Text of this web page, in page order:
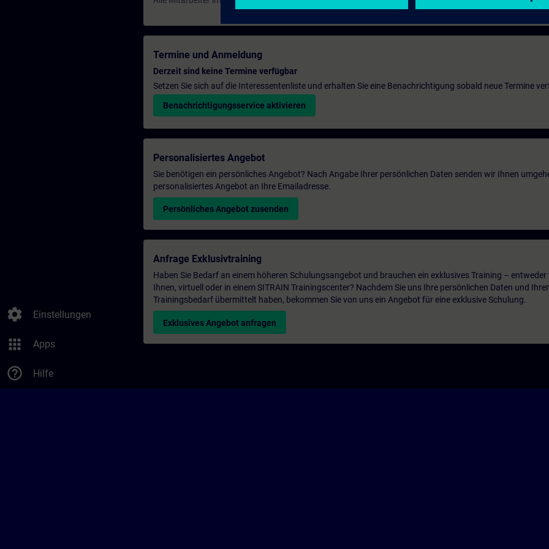
settings Einstellungen
apps Apps
help_outline Hilfe
Termine und Anmeldung
Derzeit sind keine Termine verfügbar
Setzen Sie sich auf die Interessentenliste und erhalten Sie eine Benachrichtigung sobald neue Termine
Benachrichtigungsservice aktivieren
Personalisiertes Angebot
Sie benötigen ein persönliches Angebot? Nach Angabe Ihrer persönlichen Daten senden wir Ihnen
personalisiertes Angebot an Ihre Emailadresse.
Persönliches Angebot zusenden
Anfrage Exklusivtraining
Haben Sie Bedarf an einem höheren Schulungsangebot und brauchen ein exklusives Training – entweder
Ihnen, virtuell oder in einem SITRAIN Trainingscenter? Nachdem Sie uns Ihre persönlichen Daten und
Trainingsbedarf übermittelt haben, bekommen Sie von uns ein Angebot für eine exklusive Schulung.
Exklusives Angebot anfragen